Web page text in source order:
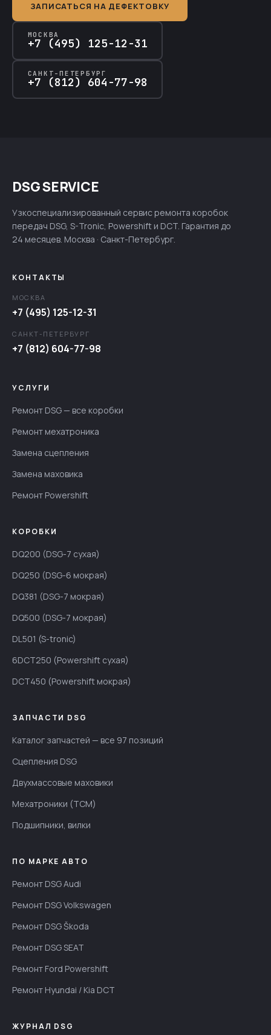
ЗАПИСАТЬСЯ НА ДЕФЕКТОВКУ
МОСКВА
+7 (495) 125-12-31
САНКТ-ПЕТЕРБУРГ
+7 (812) 604-77-98
DSG SERVICE
Узкоспециализированный сервис ремонта коробок
передач DSG, S-Tronic, Powershift и DCT. Гарантия до
24 месяцев. Москва · Санкт-Петербург.
КОНТАКТЫ
МОСКВА
+7 (495) 125-12-31
САНКТ-ПЕТЕРБУРГ
+7 (812) 604-77-98
УСЛУГИ
Ремонт DSG — все коробки
Ремонт мехатроника
Замена сцепления
Замена маховика
Ремонт Powershift
КОРОБКИ
DQ200 (DSG-7 сухая)
DQ250 (DSG-6 мокрая)
DQ381 (DSG-7 мокрая)
DQ500 (DSG-7 мокрая)
DL501 (S-tronic)
6DCT250 (Powershift сухая)
DCT450 (Powershift мокрая)
ЗАПЧАСТИ DSG
Каталог запчастей — все 97 позиций
Сцепления DSG
Двухмассовые маховики
Мехатроники (TCM)
Подшипники, вилки
ПО МАРКЕ АВТО
Ремонт DSG Audi
Ремонт DSG Volkswagen
Ремонт DSG Škoda
Ремонт DSG SEAT
Ремонт Ford Powershift
Ремонт Hyundai / Kia DCT
ЖУРНАЛ DSG